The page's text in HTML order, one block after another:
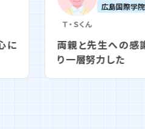
を考えて、十一月からよ